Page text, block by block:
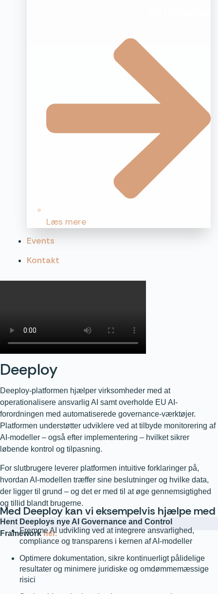
Læs mere
Events
Kontakt
Deeploy
Deeploy-platformen hjælper virksomheder med at
operationalisere ansvarlig AI samt overholde EU AI-
forordningen med automatiserede governance-værktøjer.
Platformen understøtter udviklere ved at tilbyde monitorering af
AI-modeller – også efter implementering – hvilket sikrer
løbende kontrol og tilpasning.
For slutbrugere leverer platformen intuitive forklaringer på,
hvordan AI-modellen træffer sine beslutninger og hvilke data,
der ligger til grund – og det er med til at øge gennemsigtighed
og tillid blandt brugerne.
Hent Deeploys nye AI Governance and Control
Frameworkher.
Med Deeploy kan vi eksempelvis hjælpe
Fremme AI udvikling ved at integrere ansvarlighed,
compliance og transparens i kernen af AI-modeller
Optimere dokumentation, sikre kontinuerligt pålidelige
resultater og minimere juridiske og omdømmemæssige
risici